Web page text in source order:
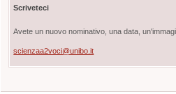
Scriveteci
Avete un nuovo nominativo, una data,
scienzaa2voci@unibo.it